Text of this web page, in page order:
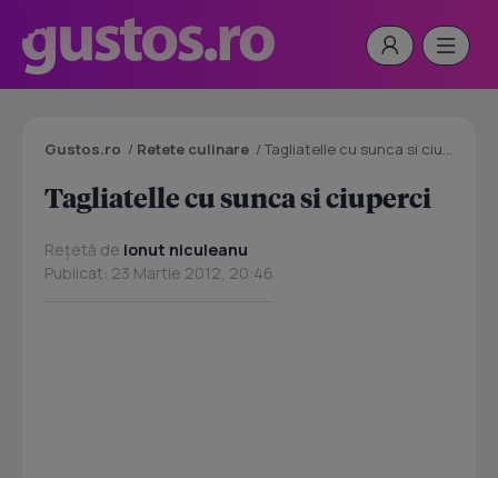
Gustos.ro / Retete culinare /Tagliatelle cu sunca si ciuperci
Tagliatelle cu sunca si ciuperci
Rețetă de ionut niculeanu
Publicat: 23 Martie 2012, 20:46